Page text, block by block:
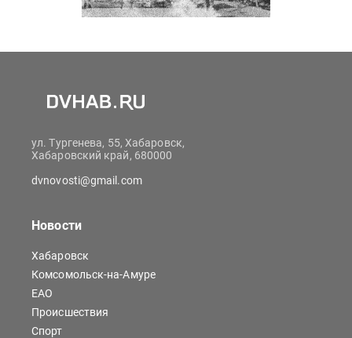
ул. Тургенева, 55, Хабаровск,
Хабаровский край, 680000
dvnovosti@gmail.com
Новости
Хабаровск
Комсомольск-на-Амуре
ЕАО
Происшествия
Спорт